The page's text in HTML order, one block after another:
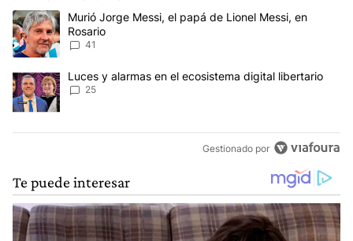
Este listado muestra los artículos con más comentarios en los
Un artículo de tendencia con el título "Murió Jorge Messi, el papá
Murió Jorge Messi, el papá de Lionel Messi, en
Rosario
41
Un artículo de tendencia con el título "Luces y alarmas en el
Luces y alarmas en el ecosistema digital libertario
25
Gestionado por